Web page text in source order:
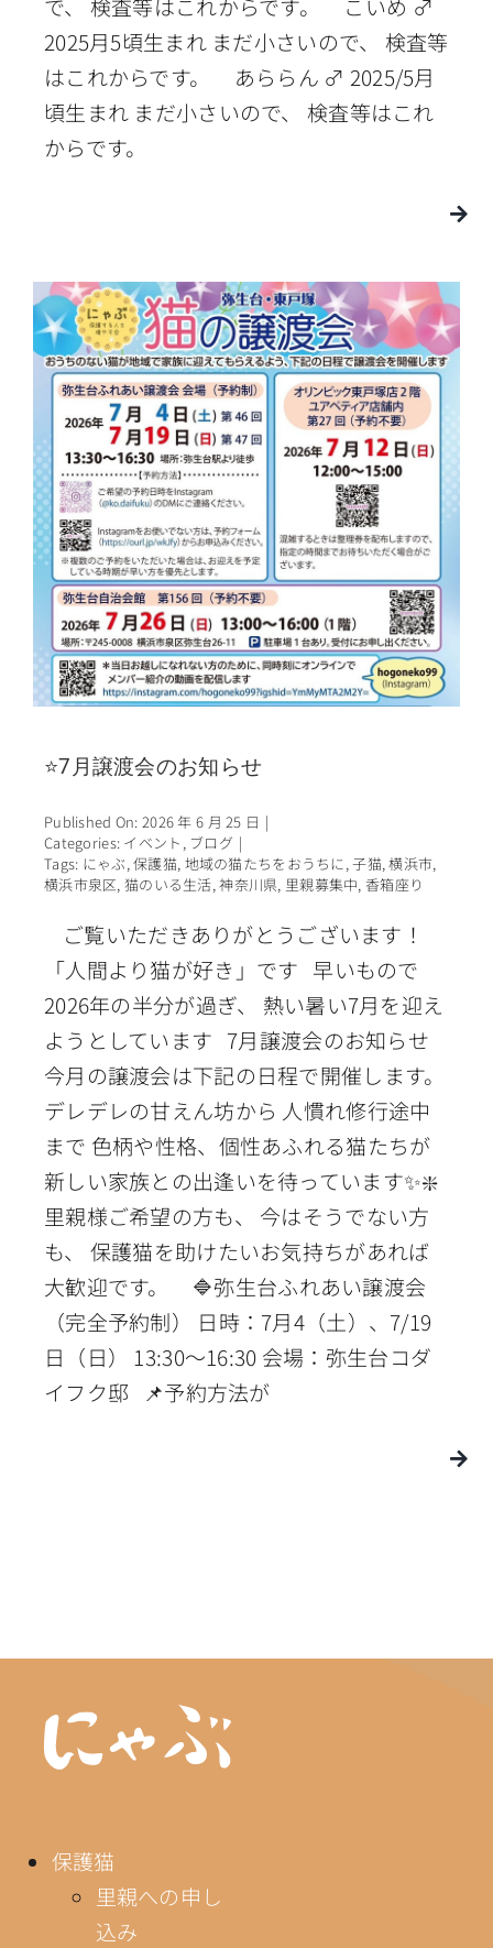
で、 検査等はこれからです。 こいめ ♂
2025月5頃生まれ まだ小さいので、 検査等
はこれからです。 あららん ♂ 2025/5月
頃生まれ まだ小さいので、 検査等はこれ
からです。
⭐7月譲渡会のお知らせ
Published On: 2026 年 6 月 25 日 |
Categories: イベント , ブログ |
Tags: にゃぶ,保護猫, 地域の猫たちをおうちに,子猫,横浜市,
横浜市泉区, 猫のいる生活,神奈川県, 里親募集中,香箱座り
ご覧いただきありがとうございます！
「人間より猫が好き」です 早いもので
2026年の半分が過ぎ、 熱い暑い7月を迎え
ようとしています 7月譲渡会のお知らせ
今月の譲渡会は下記の日程で開催します。
デレデレの甘えん坊から 人慣れ修行途中
まで 色柄や性格、個性あふれる猫たちが
新しい家族との出逢いを待っています✨❇️
里親様ご希望の方も、 今はそうでない方
も、 保護猫を助けたいお気持ちがあれば
大歓迎です。 🔷弥生台ふれあい譲渡会
（完全予約制） 日時：7月4（土）、7/19
日（日） 13:30〜16:30 会場：弥生台コダ
イフク邸 📌予約方法が
保護猫
里親への申し
込み